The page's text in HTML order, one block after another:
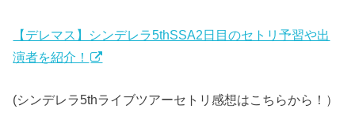
【デレマス】シンデレラ5thSSA2日目のセトリ予習や出
演者を紹介！
(シンデレラ5thライブツアーセトリ感想はこちらから！ ）